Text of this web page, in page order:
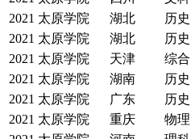
2021 太原学院 湖北 历史
2021 太原学院 湖北 历史
2021 太原学院 天津 综合
2021 太原学院 湖南 历史
2021 太原学院 广东 历史
2021 太原学院 重庆 物理